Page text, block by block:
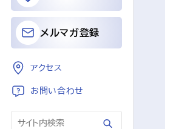
メルマガ登録
アクセス
お問い合わせ